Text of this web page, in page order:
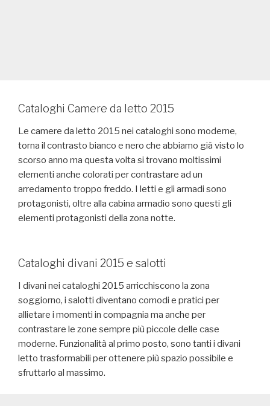
Cataloghi Camere da letto 2015
Le camere da letto 2015 nei cataloghi sono moderne,
torna il contrasto bianco e nero che abbiamo già visto lo
scorso anno ma questa volta si trovano moltissimi
elementi anche colorati per contrastare ad un
arredamento troppo freddo. I letti e gli armadi sono
protagonisti, oltre alla cabina armadio sono questi gli
elementi protagonisti della zona notte.
Cataloghi divani 2015 e salotti
I divani nei cataloghi 2015 arricchiscono la zona
soggiorno, i salotti diventano comodi e pratici per
allietare i momenti in compagnia ma anche per
contrastare le zone sempre più piccole delle case
moderne. Funzionalità al primo posto, sono tanti i divani
letto trasformabili per ottenere più spazio possibile e
sfruttarlo al massimo.